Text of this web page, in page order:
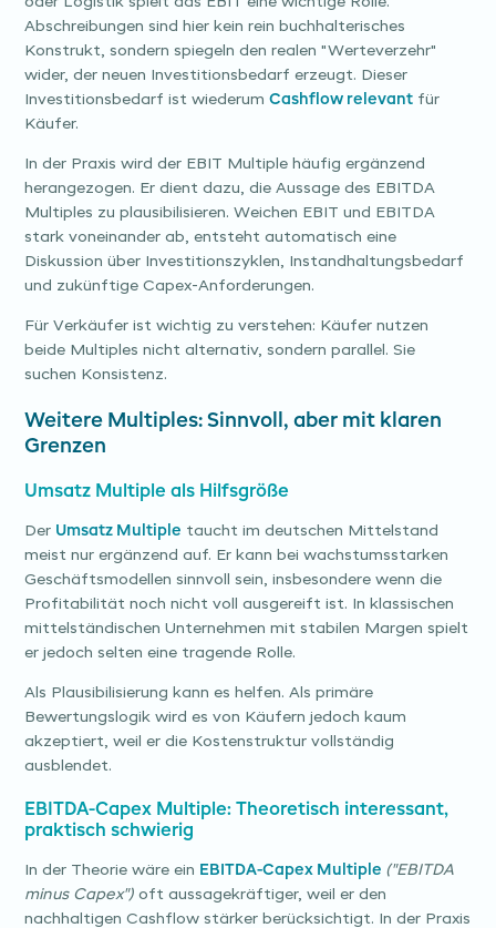
Abschreibungen sind hier kein rein buchhalterisches
Konstrukt, sondern spiegeln den realen "Werteverzehr"
wider, der neuen Investitionsbedarf erzeugt. Dieser
Investitionsbedarf ist wiederumCashflow relevant für
Käufer.
In der Praxis wird der EBIT Multiple häufig ergänzend
herangezogen. Er dient dazu, die Aussage des EBITDA
Multiples zu plausibilisieren. Weichen EBIT und EBITDA
stark voneinander ab, entsteht automatisch eine
Diskussion über Investitionszyklen, Instandhaltungsbedarf
und zukünftige Capex-Anforderungen.
Für Verkäufer ist wichtig zu verstehen: Käufer nutzen
beide Multiples nicht alternativ, sondern parallel. Sie
suchen Konsistenz.
Weitere Multiples: Sinnvoll, aber mit klaren
Grenzen
Umsatz Multiple als Hilfsgröße
Der Umsatz Multiple taucht im deutschen Mittelstand
meist nur ergänzend auf. Er kann bei wachstumsstarken
Geschäftsmodellen sinnvoll sein, insbesondere wenn die
Profitabilität noch nicht voll ausgereift ist. In klassischen
mittelständischen Unternehmen mit stabilen Margen spielt
er jedoch selten eine tragende Rolle.
Als Plausibilisierung kann es helfen. Als primäre
Bewertungslogik wird es von Käufern jedoch kaum
akzeptiert, weil er die Kostenstruktur vollständig
ausblendet.
EBITDA-Capex Multiple: Theoretisch interessant,
praktisch schwierig
In der Theorie wäre ein EBITDA-Capex Multiple ("EBITDA
minus Capex") oft aussagekräftiger, weil er den
nachhaltigen Cashflow stärker berücksichtigt. In der Praxis